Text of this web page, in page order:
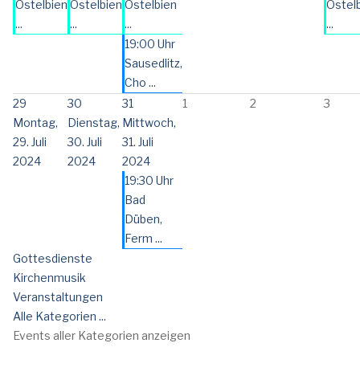
Ostelbien
...
Ostelbien
...
Ostelbien
...
19:00 Uhr
Sausedlitz,
Cho ...
...
29
Montag,
29. Juli
2024
30
Dienstag,
30. Juli
2024
31
Mittwoch,
31. Juli
2024
19:30 Uhr
Bad
Düben,
Ferm ...
1 2 3
Gottesdienste
Kirchenmusik
Veranstaltungen
Alle Kategorien ...
Events aller Kategorien anzeigen